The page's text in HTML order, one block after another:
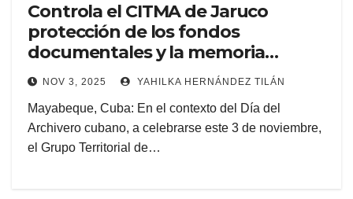
Controla el CITMA de Jaruco
protección de los fondos
documentales y la memoria
histórica
NOV 3, 2025 YAHILKA HERNÁNDEZ TILÁN
Mayabeque, Cuba: En el contexto del Día del
Archivero cubano, a celebrarse este 3 de noviembre,
el Grupo Territorial de…